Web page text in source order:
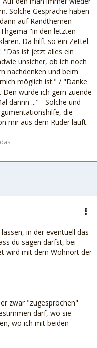
Solche Gespräche haben
auf Randthemen
"in den letzten
Da hilft so ein Zettel.
"Das ist jetzt alles ein
unsicher, ob ich noch
nachdenken und beim
möglich ist." / "Danke
würde ich gern zuende
dannn ..." - Solche und
die
mir aus dem Ruder läuft.
in der eventuell das
du sagen darfst, bei
wird mit dem Wohnort der
zwar "zugesprochen"
darf, wo sie
wo ich mit beiden